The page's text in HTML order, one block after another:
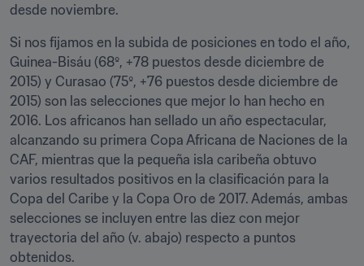
desde noviembre.
Si nos fijamos en la subida de posiciones en todo el año,
Guinea-Bisáu (68º, +78 puestos desde diciembre de
2015) y Curasao (75º, +76 puestos desde diciembre de
2015) son las selecciones que mejor lo han hecho en
2016. Los africanos han sellado un año espectacular,
alcanzando su primera Copa Africana de Naciones de la
CAF, mientras que la pequeña isla caribeña obtuvo
varios resultados positivos en la clasificación para la
Copa del Caribe y la Copa Oro de 2017. Además, ambas
selecciones se incluyen entre las diez con mejor
trayectoria del año (v. abajo) respecto a puntos
obtenidos.